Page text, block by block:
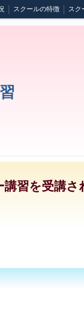
スクールの特徴
セルフガソリンスタンドの利用方法 ブログ
習を受講さ